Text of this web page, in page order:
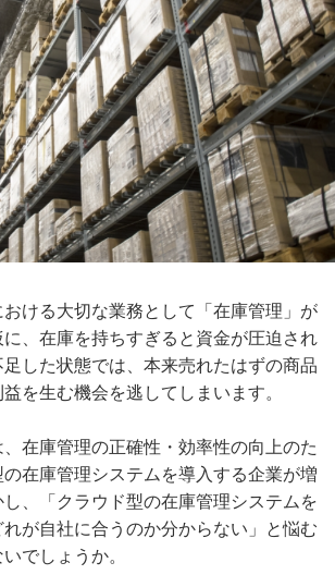
おける大切な業務として「在庫管理」が
、在庫を持ちすぎると資金が圧迫され
した状態では、本来売れたはずの商品
を生む機会を逃してしまいます。
在庫管理の正確性・効率性の向上のた
在庫管理システムを導入する企業が増
し、「クラウド型の在庫管理システムを
が自社に合うのか分からない」と悩む
でしょうか。